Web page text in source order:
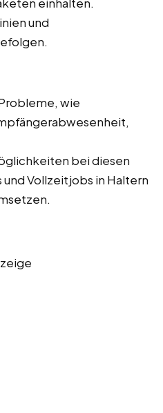
und
wie
bei diesen
Vollzeitjobs in Haltern